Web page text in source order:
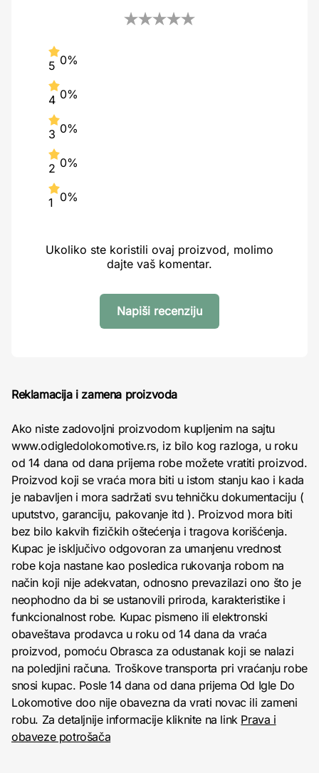
5 0%
4 0%
3 0%
2 0%
1 0%
Ukoliko ste koristili ovaj proizvod, molimo
dajte vaš komentar.
Napiši recenziju
Reklamacija i zamena proizvoda
Ako niste zadovoljni proizvodom kupljenim na sajtu
www.odigledolokomotive.rs, iz bilo kog razloga, u roku
od 14 dana od dana prijema robe možete vratiti proizvod.
Proizvod koji se vraća mora biti u istom stanju kao i kada
je nabavljen i mora sadržati svu tehničku dokumentaciju (
uputstvo, garanciju, pakovanje itd ). Proizvod mora biti
bez bilo kakvih fizičkih oštećenja i tragova korišćenja.
Kupac je isključivo odgovoran za umanjenu vrednost
robe koja nastane kao posledica rukovanja robom na
način koji nije adekvatan, odnosno prevazilazi ono što je
neophodno da bi se ustanovili priroda, karakteristike i
funkcionalnost robe. Kupac pismeno ili elektronski
obaveštava prodavca u roku od 14 dana da vraća
proizvod, pomoću Obrasca za odustanak koji se nalazi
na poledjini računa. Troškove transporta pri vraćanju robe
snosi kupac. Posle 14 dana od dana prijema Od Igle Do
Lokomotive doo nije obavezna da vrati novac ili zameni
robu. Za detaljnije informacije kliknite na link Prava i
obaveze potrošača